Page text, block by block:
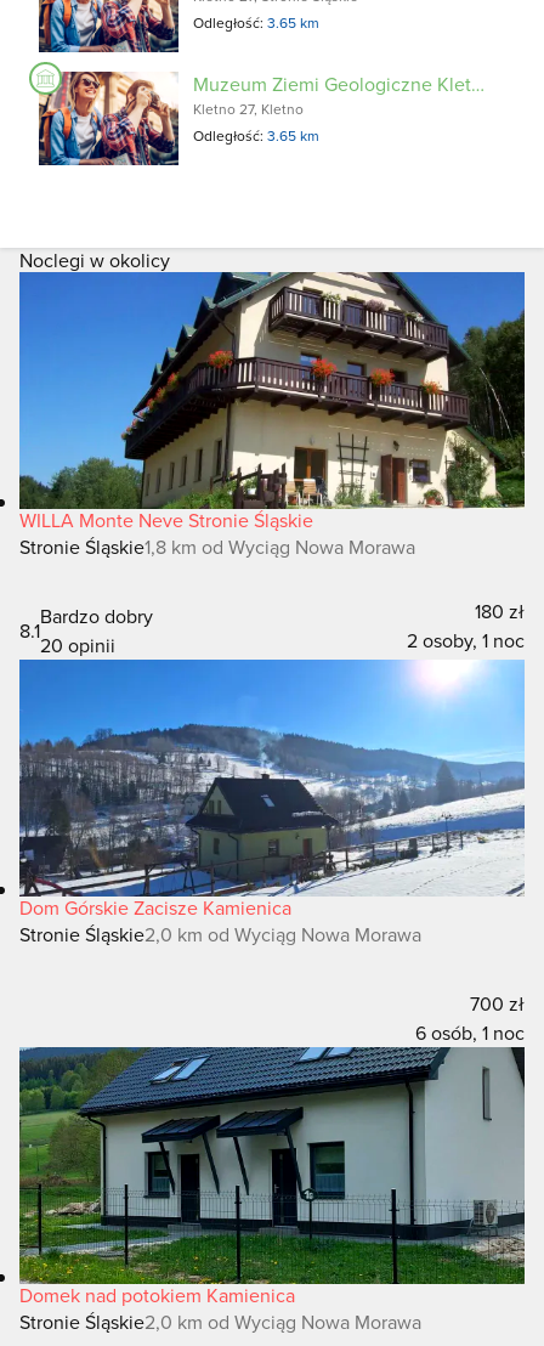
Odległość:3.65 km
Muzeum Ziemi Geologiczne Kletno
Kletno 27, Kletno
Odległość:3.65 km
Noclegi w okolicy
WILLA Monte Neve Stronie Śląskie
Stronie Śląskie1,8 km od Wyciąg Nowa Morawa
8.1
Bardzo dobry
20 opinii
180 zł
2 osoby, 1 noc
Dom Górskie Zacisze Kamienica
Stronie Śląskie2,0 km od Wyciąg Nowa Morawa
700 zł
6 osób, 1 noc
Domek nad potokiem Kamienica
Stronie Śląskie2,0 km od Wyciąg Nowa Morawa